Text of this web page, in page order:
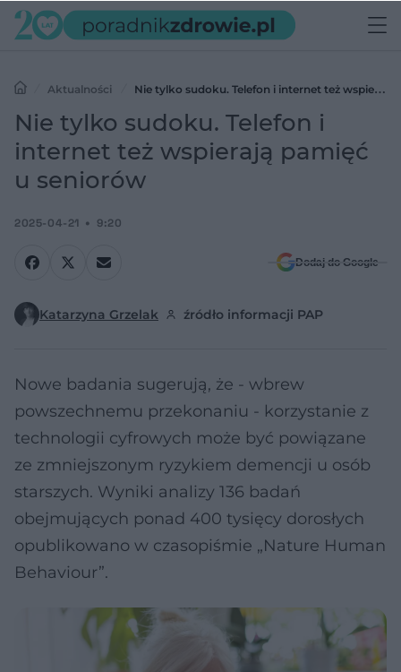
Aktualności
Nie tylko sudoku. Telefon i internet też wspierają
pamięć u seniorów
Nie tylko sudoku. Telefon i
internet też wspierają pamięć
u seniorów
2025-04-21 9:20
Dodaj do Google
Katarzyna Grzelak źródło informacji PAP
Nowe badania sugerują, że - wbrew
powszechnemu przekonaniu - korzystanie z
technologii cyfrowych może być powiązane
ze zmniejszonym ryzykiem demencji u osób
starszych. Wyniki analizy 136 badań
obejmujących ponad 400 tysięcy dorosłych
opublikowano w czasopiśmie „Nature Human
Behaviour”.